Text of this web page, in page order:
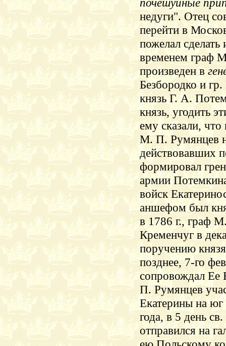
почешуйные
недуги". Отец
перейти в
пожелал сделать
временем граф
произведен в
Безбородко и
князь Г. А.
князь, угодить
ему сказали,
М. П. Румянцев
действовавших
формировал
армии
войск
аншефом был
в 1786 г., граф
Кременчуг в
поручению
позднее, 7-го
сопровождал Ее
П. Румянцев
Екатерины на юг
года, в 5 день
отправился на